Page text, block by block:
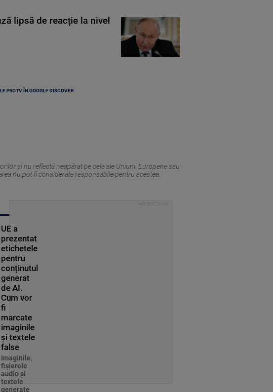
lipsă de reacție la nivel
PROTV ÎN GOOGLE DISCOVER
și nu reflectă neapărat pe cele ale Uniunii Europene sau
nu pot fi considerate responsabile pentru acestea.
UE a
prezentat
etichetele
pentru
conținutul
generat
de AI.
Cum vor
fi
marcate
imaginile
și textele
false
Imaginile,
fişierele
audio şi
textele
generate